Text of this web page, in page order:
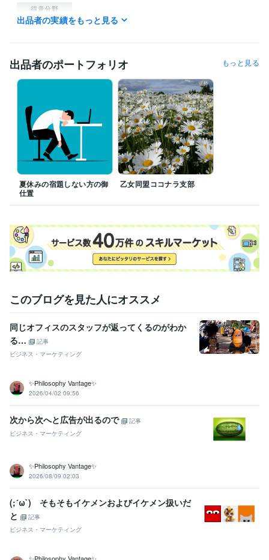
得意分野
占い タロット 東洋占星術
出品者の実績をもっと見る
出品者のポートフォリオ もっと見る
夏休みの宿題しない方の御
仕置
乙女同盟ココナラ支部
このブログを見た人にオススメ
同じオフィスのスタッフが返ってくるのがわか
る…
記事
ビジネス・マーケティング
✨Philosophy Vantage✨
2026/04/02 09:56
次から次へと広告が出るので
記事
ビジネス・マーケティング
✨Philosophy Vantage✨
2026/08/09 02:03
(;´ω`) そもそもイケメンおよびイケメン扱いだ
と
記事
ビジネス・マーケティング